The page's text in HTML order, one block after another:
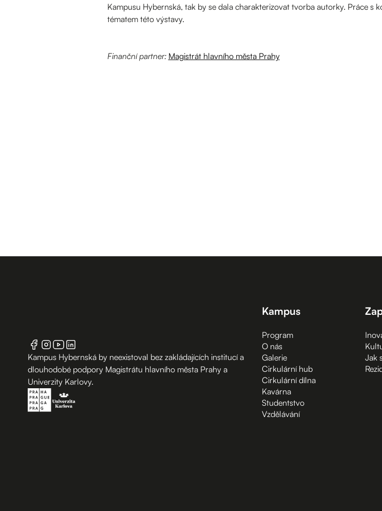
Kampusu Hybernská, tak by se dala charakterizovat tvorba autorky. Práce s
tématem této výstavy.
Finanční partner: Magistrát hlavního města Prahy
Kampus Hybernská by neexistoval bez zakládajících institucí a
dlouhodobé podpory Magistrátu hlavního města Prahy a
Univerzity Karlovy.
Kampus
Program
O nás
Galerie
Cirkulární hub
Cirkulární dílna
Kavárna
Studentstvo
Vzdělávání
Jak